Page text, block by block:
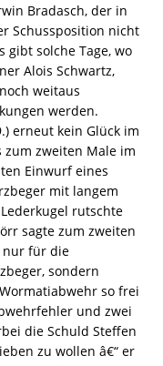
Bradasch, der in
Schussposition nicht
gibt solche Tage, wo
Alois Schwartz,
weitaus
werden.
erneut kein Glück im
zum zweiten Male im
Einwurf eines
mit langem
rutschte
sagte zum zweiten
nur für die
sondern
so frei
und zwei
die Schuld Steffen
zu wollen â€“ er